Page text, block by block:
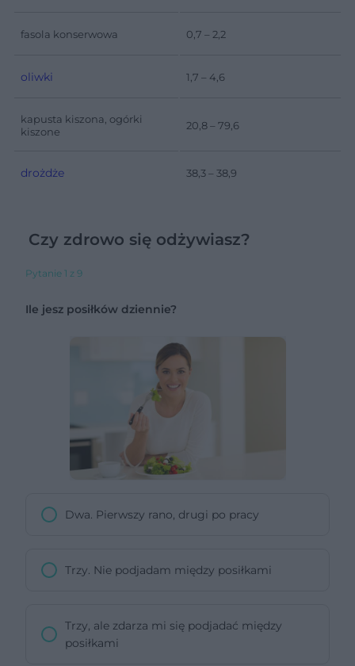
fasola konserwowa 0,7 – 2,2
oliwki 1,7 – 4,6
kapusta kiszona, ogórki
kiszone
20,8 – 79,6
drożdże 38,3 – 38,9
Czy zdrowo się odżywiasz?
Pytanie 1 z 9
Ile jesz posiłków dziennie?
Dwa. Pierwszy rano, drugi po pracy
Trzy. Nie podjadam między posiłkami
Trzy, ale zdarza mi się podjadać między
posiłkami